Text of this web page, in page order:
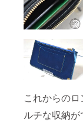
これからの
ルチな収納